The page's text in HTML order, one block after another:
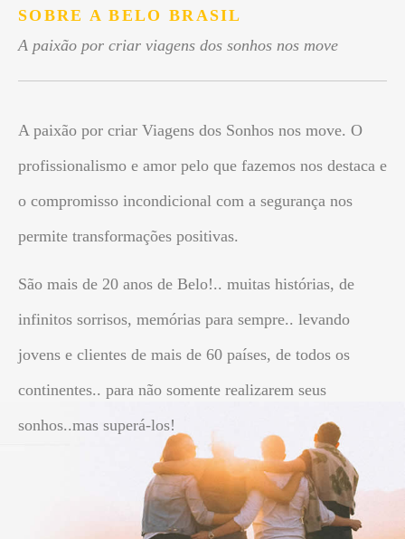
SOBRE A BELO BRASIL
A paixão por criar viagens dos sonhos nos move
A paixão por criar Viagens dos Sonhos nos move. O
profissionalismo e amor pelo que fazemos nos destaca e
o compromisso incondicional com a segurança nos
permite transformações positivas.
São mais de 20 anos de Belo!.. muitas histórias, de
infinitos sorrisos, memórias para sempre.. levando
jovens e clientes de mais de 60 países, de todos os
continentes.. para não somente realizarem seus
sonhos..mas superá-los!